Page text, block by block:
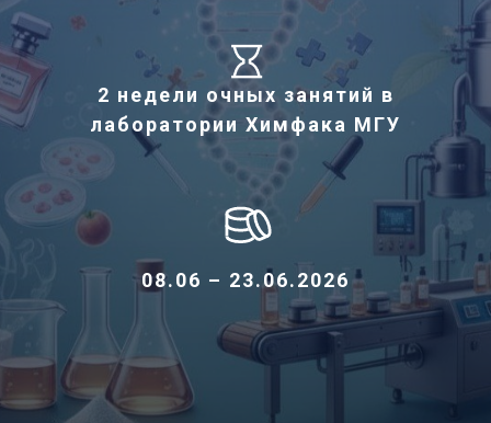
08.06 – 23.06.2026
2 недели очных занятий в
лаборатории Химфака МГУ